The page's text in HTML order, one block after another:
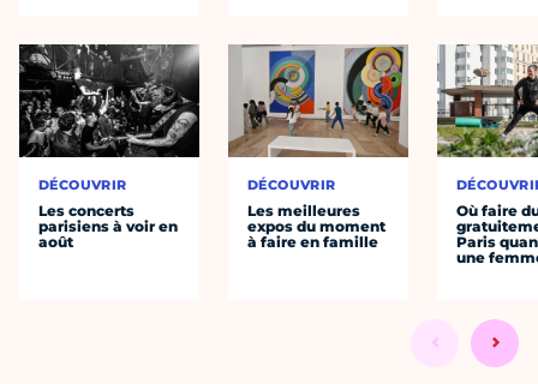
DÉCOUVRIR
Les concerts
parisiens à voir en
août
DÉCOUVRIR
Les meilleures
expos du moment
à faire en famille
Où faire
Paris
une